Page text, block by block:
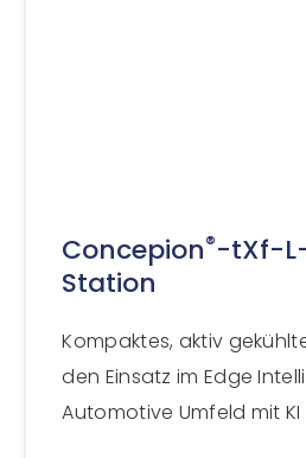
Concepion®-tXf-
Station
Kompaktes, aktiv
den Einsatz im Edge
Automotive Umfeld mit